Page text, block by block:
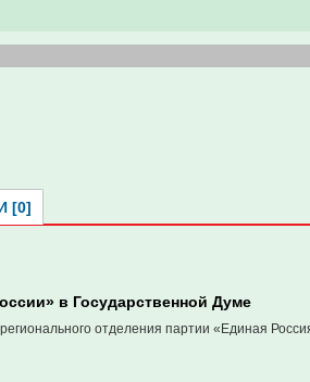
[0]
в Государственной Думе
отделения партии «Единая